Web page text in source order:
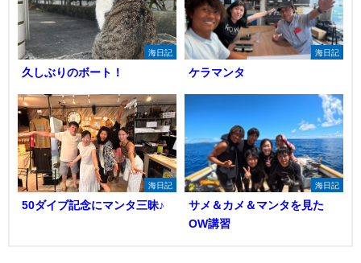
海日記
久しぶりのボート！
海日記
ケラマンタ
海日記
50ダイブ記念にマンタ三昧♪
海日記
サメ＆カメ＆マンタを見た
OW講習